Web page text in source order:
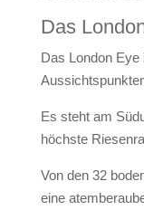
Das
Das London
Es steht am
höchste
Von den 32
eine